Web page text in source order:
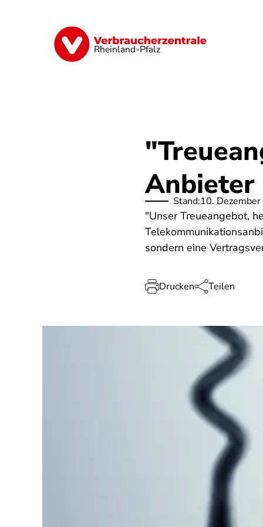
Rheinland-Pfalz
Digitales Finanzen & Versicherung
Stand:10.
"Unser Treueangebot,
sondern eine
Drucken Teilen